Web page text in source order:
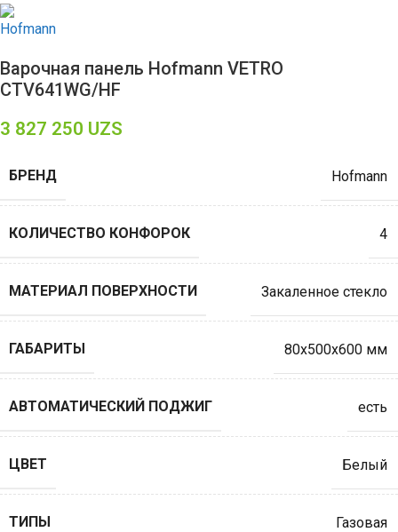
Варочная панель Hofmann VETRO
CTV641WG/HF
3 827 250 UZS
БРЕНД Hofmann
КОЛИЧЕСТВО КОНФОРОК 4
МАТЕРИАЛ ПОВЕРХНОСТИ Закаленное стекло
ГАБАРИТЫ 80х500х600 мм
АВТОМАТИЧЕСКИЙ ПОДЖИГ есть
ЦВЕТ Белый
ТИПЫ Газовая